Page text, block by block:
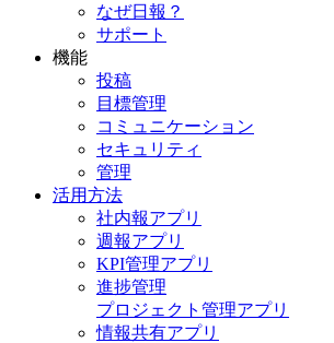
なぜ日報？
サポート
機能
投稿
目標管理
コミュニケーション
セキュリティ
管理
活用方法
社内報アプリ
週報アプリ
KPI管理アプリ
進捗管理
プロジェクト管理アプリ
情報共有アプリ